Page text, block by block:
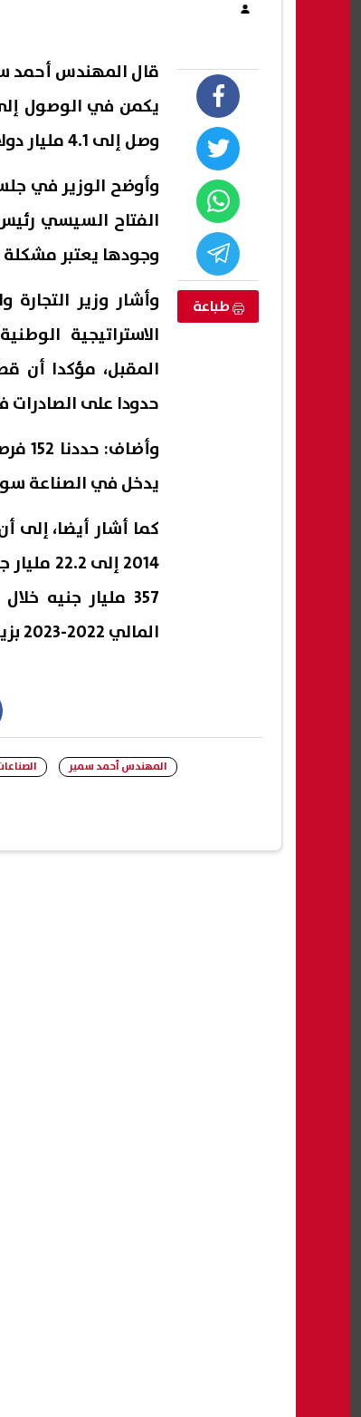
طباعة
قال المهندس أحمد
وصل إلى 4.1 مليار دولار.
وأوضح الوزير في
الفتاح السيسي
وجودها يعتبر
وأشار وزير
الاستراتيجية
حدودا على الصادرات
يدخل في الصناعة
المالي 2022-2023 بزيادة 250%
المهندس أحمد سمير
«تربوي» يقدم نصائح نفسية لطلاب
الثانوية العامة 2026 لاختيار الكلية